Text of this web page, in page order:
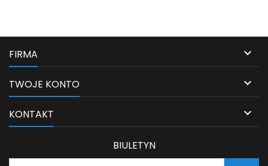
FIRMA 
TWOJE KONTO 
KONTAKT 
BIULETYN